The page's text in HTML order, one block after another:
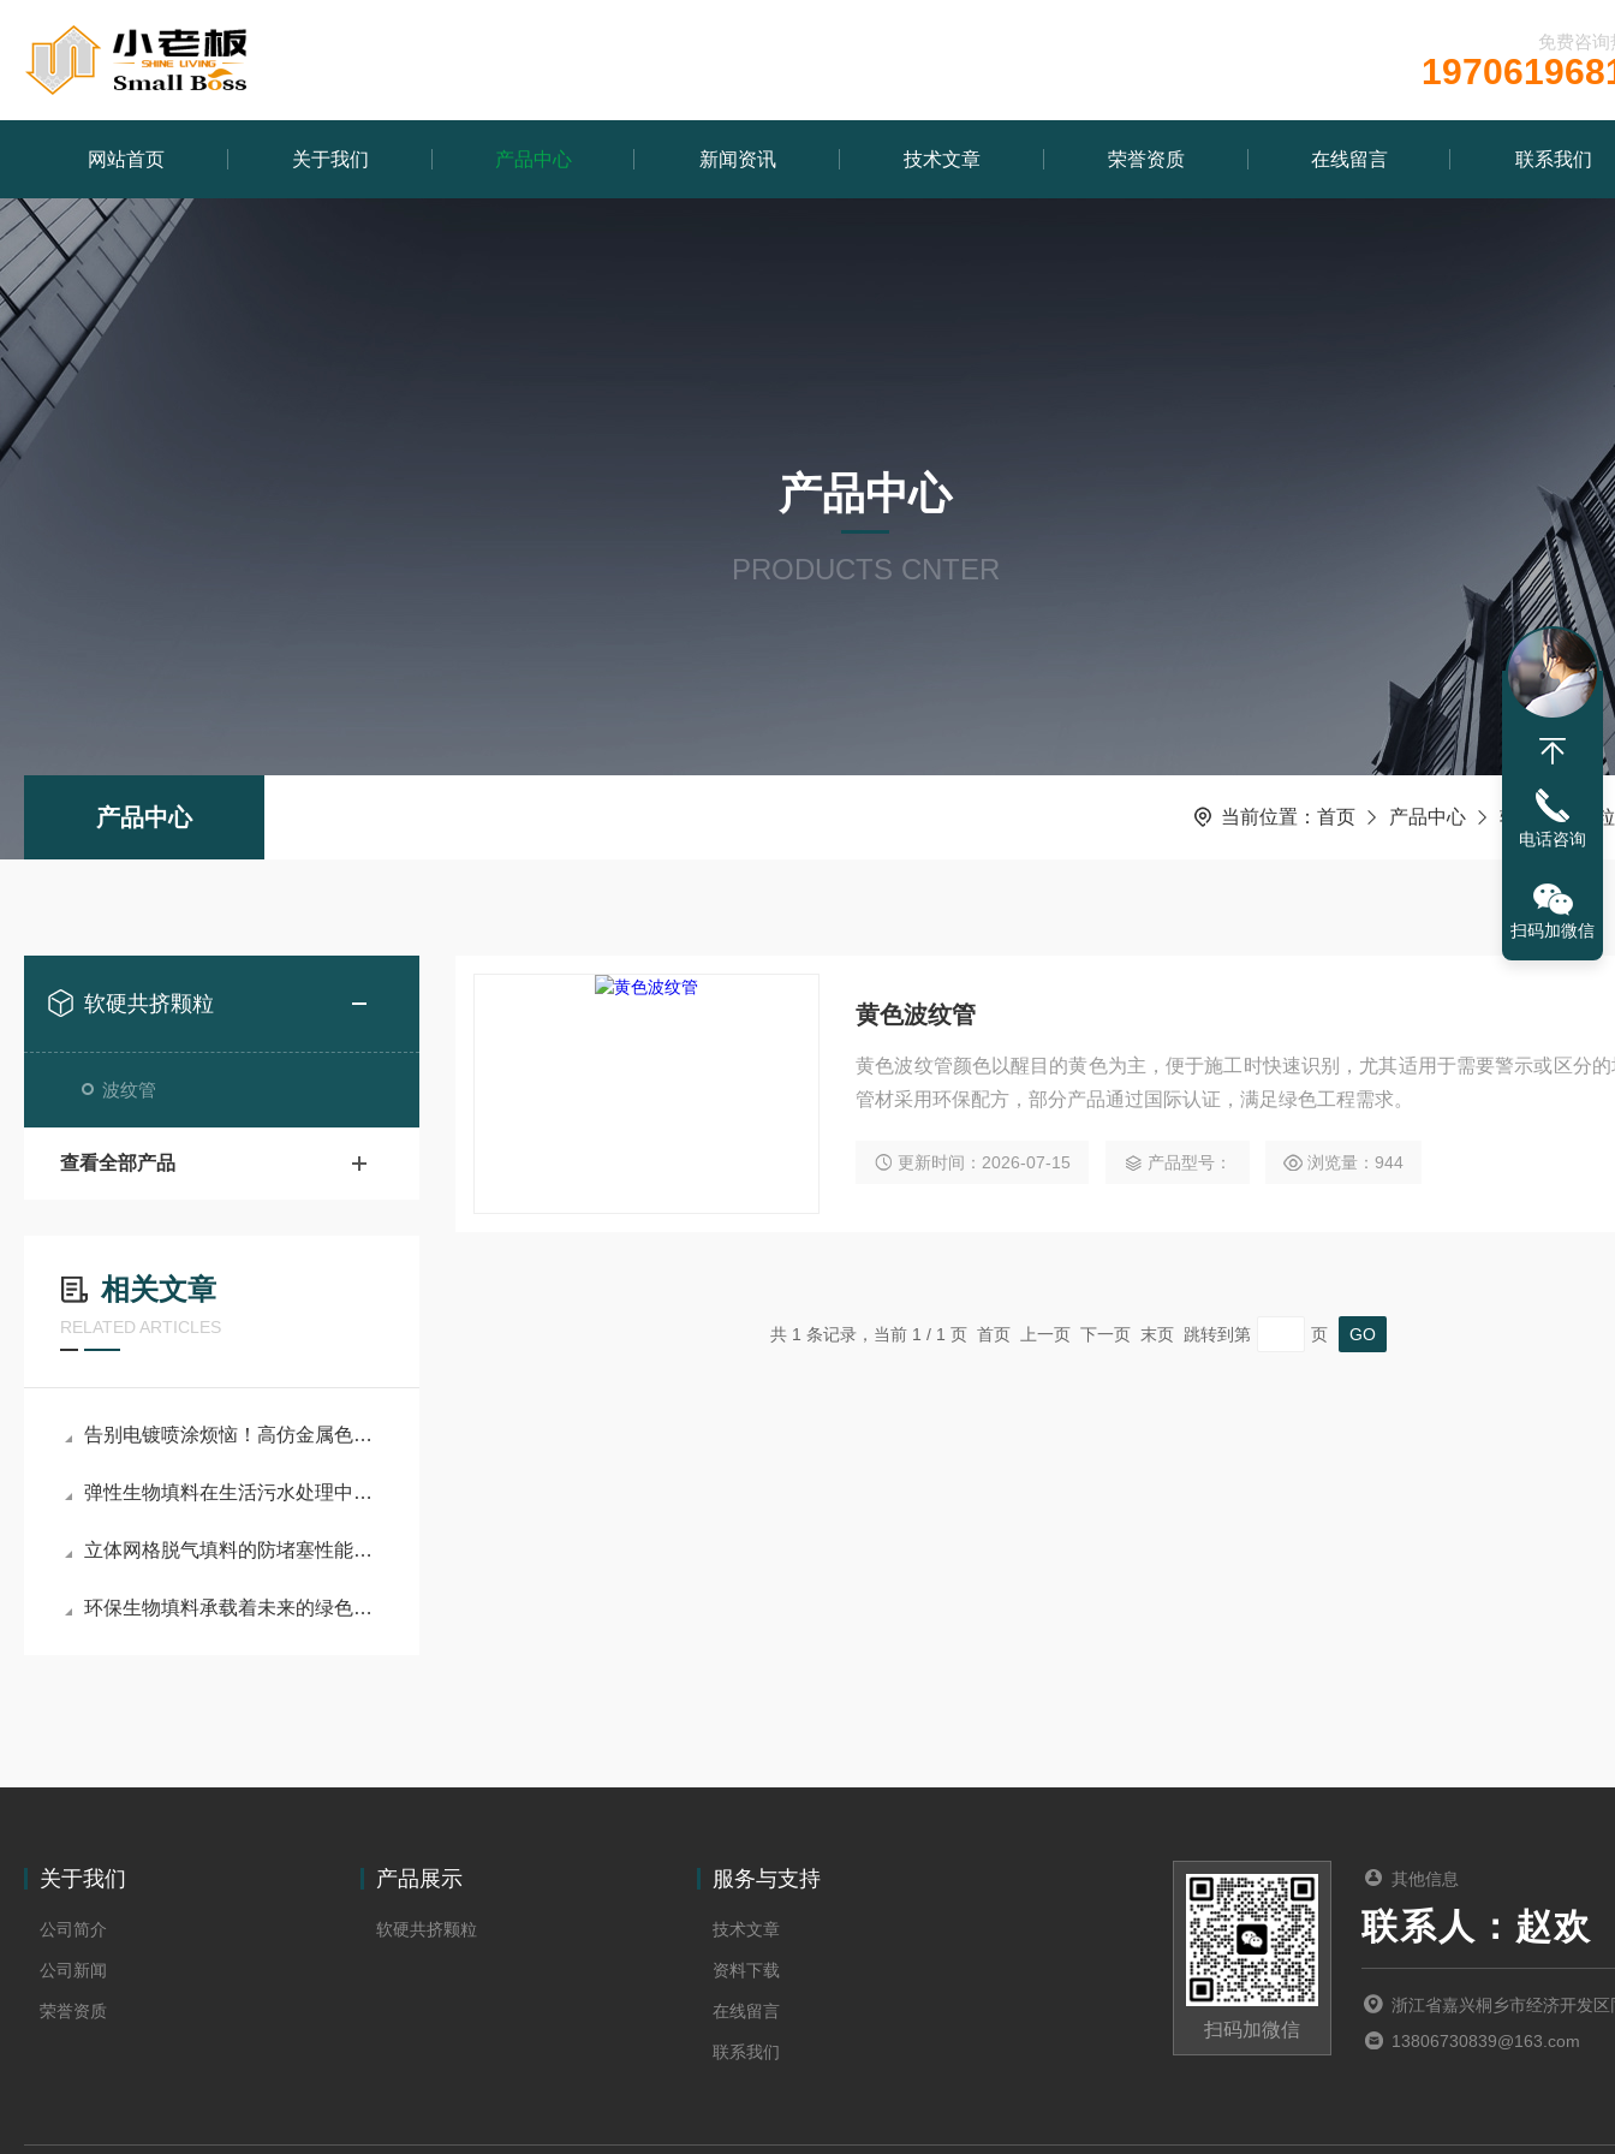
免费咨询
网站首页 关于我们 产品中心 新闻资讯 技术文章 荣誉资质 在线留言 联系我们
产品中心
PRODUCTS CNTER
产品中心 当前位置： 首页 产品中心 软硬共挤颗粒
软硬共挤颗粒
波纹管
查看全部产品
相关文章
RELATED ARTICLES
告别电镀喷涂烦恼！高仿金属色颗粒，一次成型解锁高端质感
弹性生物填料在生活污水处理中的运用
立体网格脱气填料的防堵塞性能与长期运行稳定性分析
环保生物填料承载着未来的绿色希望
黄色波纹管
黄色波纹管颜色以醒目的黄色为主，便于施工时快速识别，尤其适用于需要警示或区分
管材采用环保配方，部分产品通过国际认证，满足绿色工程需求。
更新时间：2026-07-15 产品型号： 浏览量：944
共 1 条记录，当前 1 / 1 页 首页 上一页 下一页 末页 跳转到第 页
关于我们
公司简介
公司新闻
荣誉资质
产品展示
软硬共挤颗粒
服务与支持
技术文章
资料下载
在线留言
联系我们
扫码加微信
其他信息
联系人：赵欢
浙江省嘉兴桐乡市经济开发
13806730839@163.com
电话咨询
扫码加微信